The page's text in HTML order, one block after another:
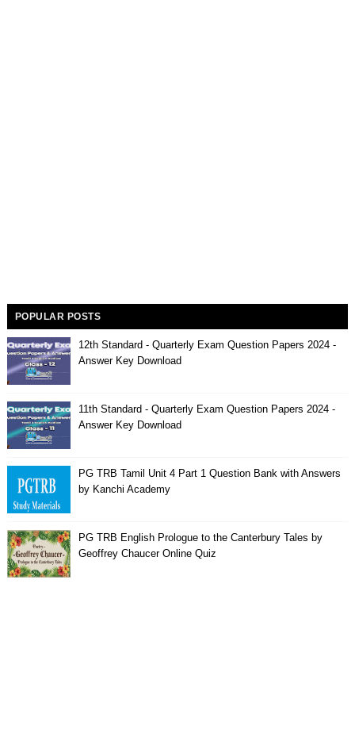
POPULAR POSTS
12th Standard - Quarterly Exam Question Papers 2024 -
Answer Key Download
11th Standard - Quarterly Exam Question Papers 2024 -
Answer Key Download
PG TRB Tamil Unit 4 Part 1 Question Bank with Answers
by Kanchi Academy
PG TRB English Prologue to the Canterbury Tales by
Geoffrey Chaucer Online Quiz